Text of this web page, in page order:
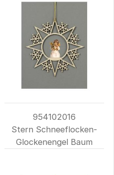
954102016
Stern Schneeflocken-
Glockenengel Baum